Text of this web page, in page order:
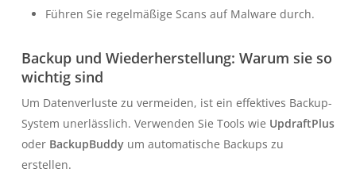
Führen Sie regelmäßige Scans auf Malware durch.
Backup und Wiederherstellung: Warum sie so
wichtig sind
Um Datenverluste zu vermeiden, ist ein effektives Backup-
System unerlässlich. Verwenden Sie Tools wie UpdraftPlus
oder BackupBuddyum automatische Backups zu
erstellen.